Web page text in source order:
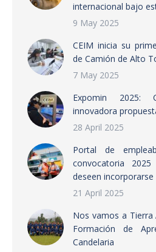
internacional bajo
9 May 2025
CEIM inicia su
de Camión de Alto
7 May 2025
Expomin 2025:
innovadora
28 April 2025
Portal de
convocatoria
deseen incorporarse
21 April 2025
Nos vamos a Tierra
Formación de
Candelaria